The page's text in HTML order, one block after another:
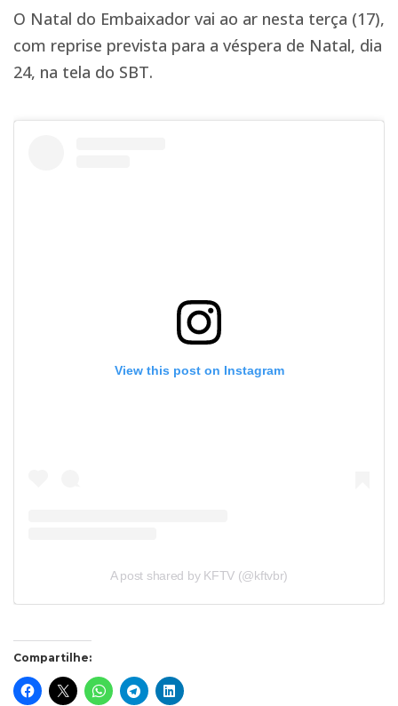
O Natal do Embaixador vai ao ar nesta terça (17),
com reprise prevista para a véspera de Natal, dia
24, na tela do SBT.
View this post on Instagram
A post shared by KFTV (@kftvbr)
Compartilhe: